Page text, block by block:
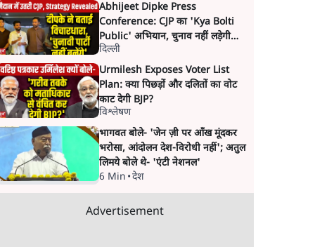
Abhijeet Dipke Press
Conference: CJP का 'Kya Bolti
Public' अभियान, चुनाव नहीं लड़ेगी
CJP!
दिल्ली
Urmilesh Exposes Voter List
Plan: क्या पिछड़ों और दलितों का वोट
काट देगी BJP?
विश्लेषण
भागवत बोले- 'जेन ज़ी पर आँख मूंदकर
भरोसा, आंदोलन देश-विरोधी नहीं'; अतुल
लिमये बोले थे- 'एंटी नेशनल'
6 Min •देश
Advertisement